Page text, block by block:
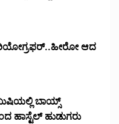
ಆದ
ಬಾಯ್ಸ್
ಹಾಸ್ಟೆಲ್ ಹುಡುಗರು